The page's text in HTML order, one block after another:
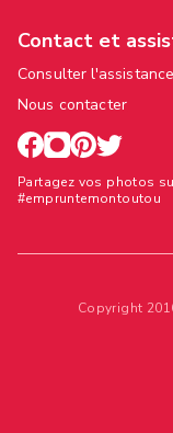
Contact et
Consulter
Nous contacter
Partagez vos photos
#empruntemontoutou
Copyright